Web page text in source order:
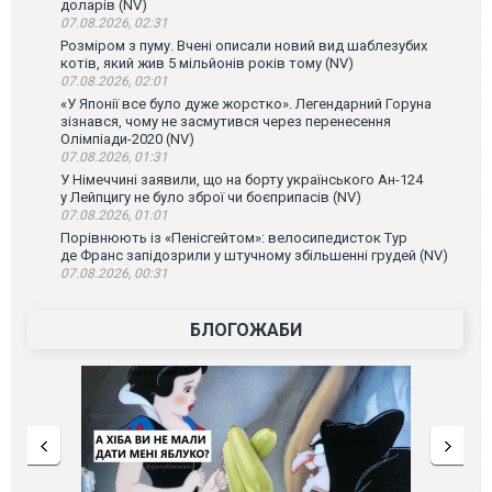
доларів (NV)
07.08.2026, 02:31
Розміром з пуму. Вчені описали новий вид шаблезубих
котів, який жив 5 мільйонів років тому (NV)
07.08.2026, 02:01
«У Японії все було дуже жорстко». Легендарний Горуна
зізнався, чому не засмутився через перенесення
Олімпіади-2020 (NV)
07.08.2026, 01:31
У Німеччині заявили, що на борту українського Ан-124
у Лейпцигу не було зброї чи боєприпасів (NV)
07.08.2026, 01:01
Порівнюють із «Пенісгейтом»: велосипедисток Тур
де Франс запідозрили у штучному збільшенні грудей (NV)
07.08.2026, 00:31
БЛОГОЖАБИ